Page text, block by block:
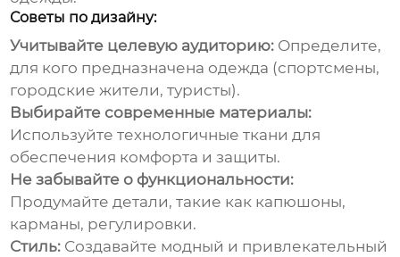
Советы по дизайну:
Учитывайте целевую аудиторию: Определите,
для кого предназначена одежда (спортсмены,
городские жители, туристы).
Выбирайте современные материалы:
Используйте технологичные ткани для
обеспечения комфорта и защиты.
Не забывайте о функциональности:
Продумайте детали, такие как капюшоны,
карманы, регулировки.
Стиль: Создавайте модный и привлекательный